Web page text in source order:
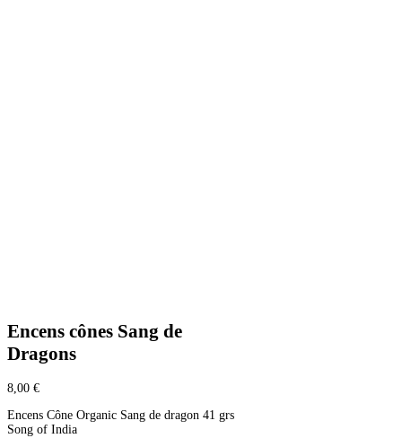
Encens cônes Sang de
Dragons
8,00 €
Encens Cône Organic Sang de dragon 41 grs
Song of India